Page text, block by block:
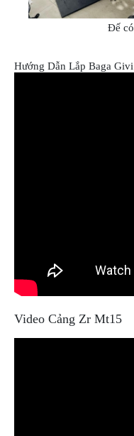
Đế
Hướng Dẫn Lắp Baga
Video Cảng Zr Mt15